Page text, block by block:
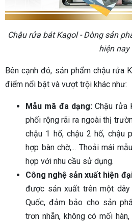
Chậu rửa bát Kagol - Dòng sản
hiện nay
Bên cạnh đó, sản phẩm chậu rửa
điểm nổi bật và vượt trội khác như:
Mẫu mã đa dạng:Chậu rửa
phối rộng rãi ra ngoài thị
chậu 1 hố, chậu 2 hố, chậu
hợp bàn chờ,... Thoải mái
hợp với nhu cầu sử dụng.
Công nghệ sản xuất hiện
được sản xuất trên một dây
Quốc, đảm bảo cho sản
trơn nhẵn, không có mối